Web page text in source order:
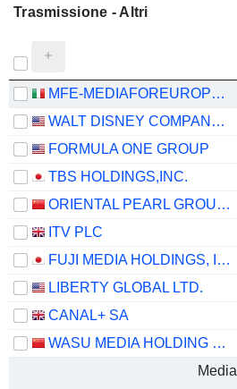
Trasmissione - Altri
MFE-MEDIAFOREUROPE N.V.
WALT DISNEY COMPANY (THE)
FORMULA ONE GROUP
TBS HOLDINGS,INC.
ORIENTAL PEARL GROUP CO.,LTD.
ITV PLC
FUJI MEDIA HOLDINGS, INC.
LIBERTY GLOBAL LTD.
CANAL+ SA
WASU MEDIA HOLDING CO.,LTD
Media